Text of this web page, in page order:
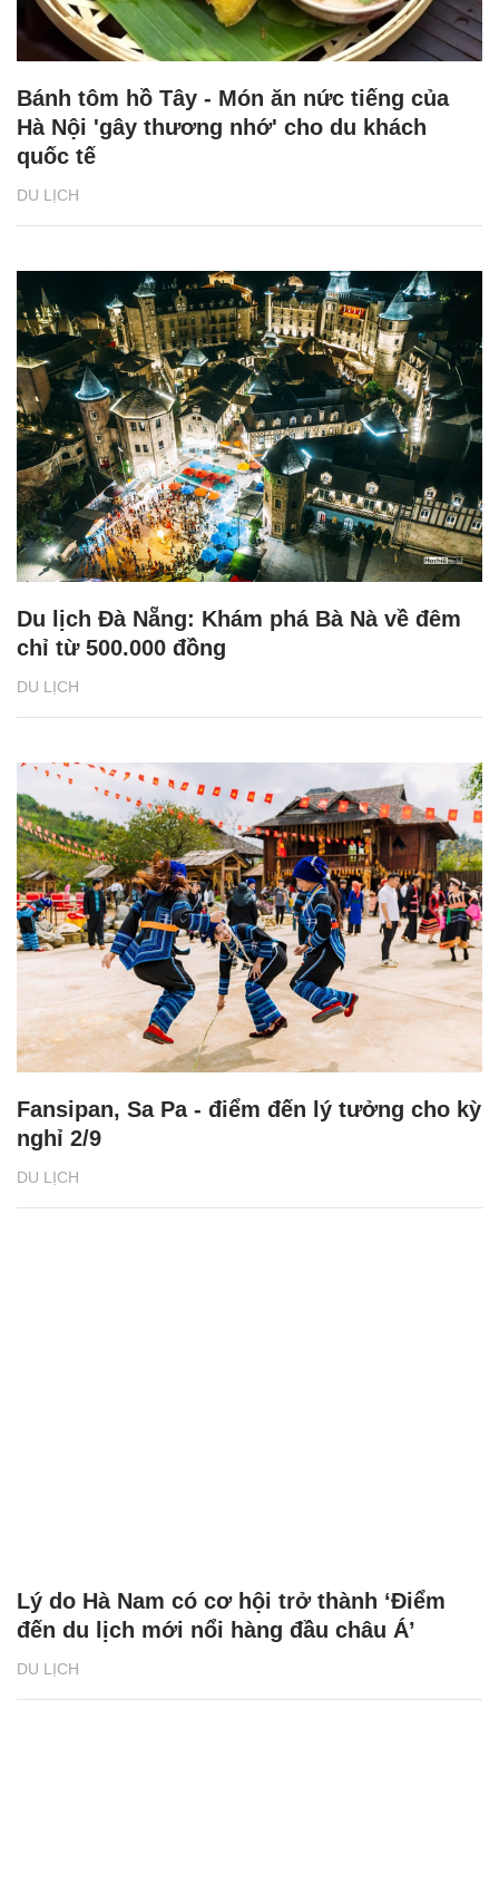
DU LỊCH
Bánh tôm hồ Tây - Món ăn nức tiếng của
Hà Nội 'gây thương nhớ' cho du khách
quốc tế
DU LỊCH
Du lịch Đà Nẵng: Khám phá Bà Nà về đêm
chỉ từ 500.000 đồng
DU LỊCH
Fansipan, Sa Pa - điểm đến lý tưởng cho kỳ
nghỉ 2/9
DU LỊCH
Lý do Hà Nam có cơ hội trở thành ‘Điểm
đến du lịch mới nổi hàng đầu châu Á’